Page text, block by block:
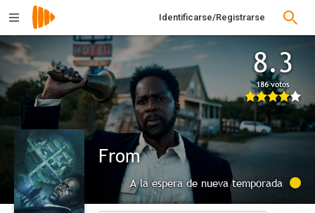
Identificarse/Registrarse
8.3
186 votos
From
A la espera de nueva temporada